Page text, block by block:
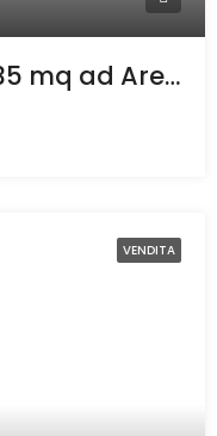
Ampio box doppio di 35 mq ad Arese
VENDITA